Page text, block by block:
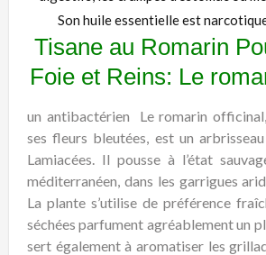
Son huile essentielle est
Tisane au Romarin
Foie et Reins: Le
un antibactérien
Le romarin
ses fleurs bleutées, est un
Lamiacées. Il pousse à l’état
méditerranéen, dans les garrigues
La plante s’utilise de préférence
séchées parfument agréablement un
sert également à aromatiser les